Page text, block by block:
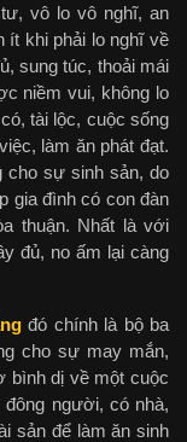
vô lo vô nghĩ, an
ít khi phải lo nghĩ về
sung túc, thoải mái
niềm vui, không lo
tài lộc, cuộc sống
làm ăn phát đạt.
cho sự sinh sản, do
gia đình có con đàn
thuận. Nhất là với
đủ, no ấm lại càng
đó chính là bộ ba
cho sự may mắn,
bình dị về một cuộc
người, có nhà,
sản để làm ăn sinh